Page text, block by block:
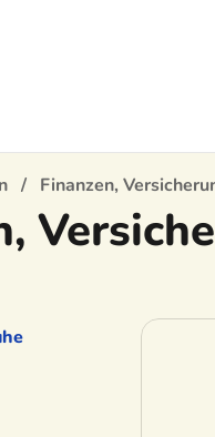
Finanzen,